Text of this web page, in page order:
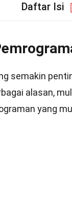
Daftar Isi
semakin
alasan,
yang